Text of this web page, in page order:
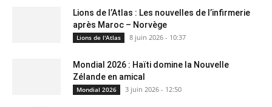
Lions de l’Atlas : Les nouvelles de l’infirmerie
après Maroc – Norvège
Lions de l'Atlas 8 juin 2026 - 10:37
Mondial 2026 : Haïti domine la Nouvelle
Zélande en amical
Mondial 2026 3 juin 2026 - 12:50